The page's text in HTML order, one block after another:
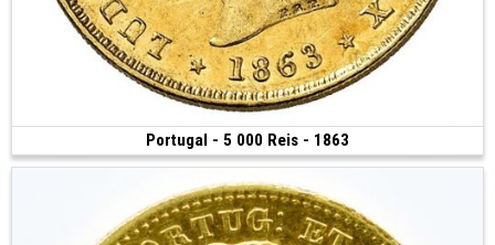
Portugal - 5 000 Reis - 1863
(1863 • Lisbonne • 8.84 g • 23 mm)